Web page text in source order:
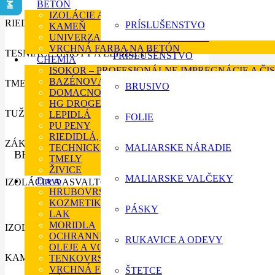
PRÍSLUŠENSTVO
PRÍSLUŠENSTVO
BRUSIVO
FOLIE
MALIARSKE NÁRADIE
MALIARSKE VALČEKY
PÁSKY
RUKAVICE A ODEVY
ŠTETCE
BETÓN
IZOLÁCIE A ASFALTOVE NÁTERY
KAMEŇ
UNIVERZALNÁ FARBA NA BETÓN
VRCHNÁ FARBA NA BETÓN
CHEMIA
ISOKOR – PROFESIONÁLNE IMPREGNÁCIE A
BAZÉNOVÁ CHÉMIA
DOMACNOSŤ
HG DROGERIA
LEPIDLÁ
PU PENY
RIEDIDLÁ, TUŽIDLÁ A ODSTRAŇOVAČE
TECHNICKÉ KVAPALINY
TMELY
ŽIVICE
Drevo
HRUBOVRSTVÉ LAZÚRY
KOZMETIKA PRE DREVO
LAK
MORIDLA
OCHRANNÉ NAPUŠŤADLO
OLEJE A VOSKY
TENKOVRSTVÉ LAZÚRY
VRCHNÁ FARBA NA DREVO
RIEDIDLÁ A ODMASŤOVAČE
TESNIACE HMOTY A LEPIDLÁ
TMELY
TUŽIDLA
ZÁKLADNÉ FARBY
BETÓN
IZOLÁCIA A ASVALTOVE NÁTERY
IZOLÁCIE A ASFALTOVE NÁTERY
KAMEŇ